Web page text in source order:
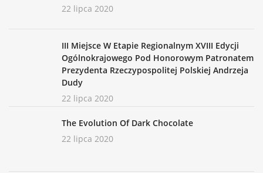
22 lipca 2020
III Miejsce W Etapie Regionalnym XVIII Edycji
Ogólnokrajowego Pod Honorowym Patronatem
Prezydenta Rzeczypospolitej Polskiej Andrzeja
Dudy
22 lipca 2020
The Evolution Of Dark Chocolate
22 lipca 2020